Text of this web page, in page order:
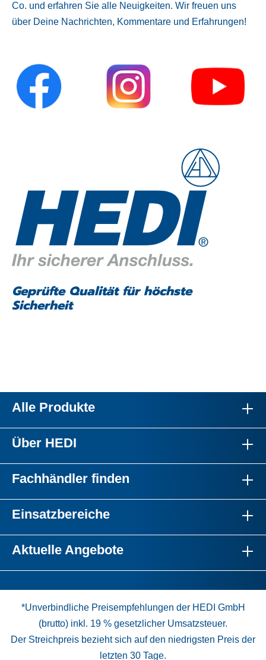
Co. und erfahren Sie alle Neuigkeiten. Wir freuen uns
über Deine Nachrichten, Kommentare und Erfahrungen!
Geprüfte Qualität für höchste
Sicherheit
Alle Produkte
Über HEDI
Fachhändler finden
Einsatzbereiche
Aktuelle Angebote
*Unverbindliche Preisempfehlungen der HEDI GmbH
(brutto) inkl. 19 % gesetzlicher Umsatzsteuer.
Der Streichpreis bezieht sich auf den niedrigsten Preis der
letzten 30 Tage.